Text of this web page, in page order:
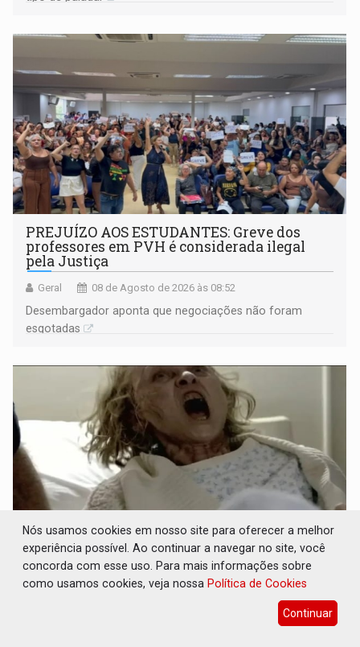
PREJUÍZO AOS ESTUDANTES: Greve dos
professores em PVH é considerada ilegal
pela Justiça
Geral 08 de Agosto de 2026 às 08:52
Desembargador aponta que negociações não foram
esgotadas
POSSESSÃO DE DEBORAH LOGAN: Terror
mistura mistério e filmagens quase reais –
Por Marcos Souza
Nós usamos cookies em nosso site para oferecer a melhor
experiência possível. Ao continuar a navegar no site, você
concorda com esse uso. Para mais informações sobre
como usamos cookies, veja nossa Política de Cookies
Continuar